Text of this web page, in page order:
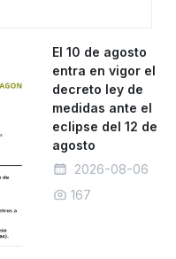
El 10 de agosto
entra en vigor el
decreto ley de
medidas ante el
eclipse del 12 de
agosto
2026-08-06
167